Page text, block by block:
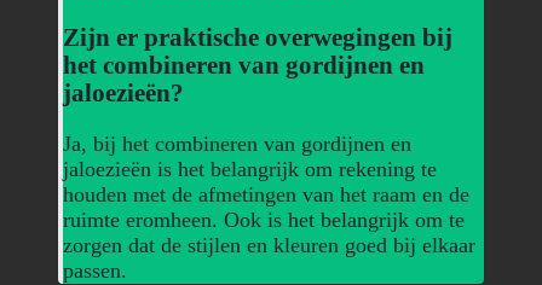
Zijn er praktische overwegingen bij
het combineren van gordijnen en
jaloezieën?
Ja, bij het combineren van gordijnen en
jaloezieën is het belangrijk om rekening te
houden met de afmetingen van het raam en de
ruimte eromheen. Ook is het belangrijk om te
zorgen dat de stijlen en kleuren goed bij elkaar
passen.